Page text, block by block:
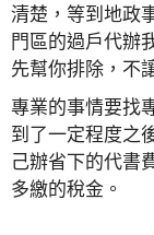
清楚，等到地政
門區的過戶代辦
先幫你排除，不
專業的事情要找
到了一定程度之
己辦省下的代書
多繳的稅金。